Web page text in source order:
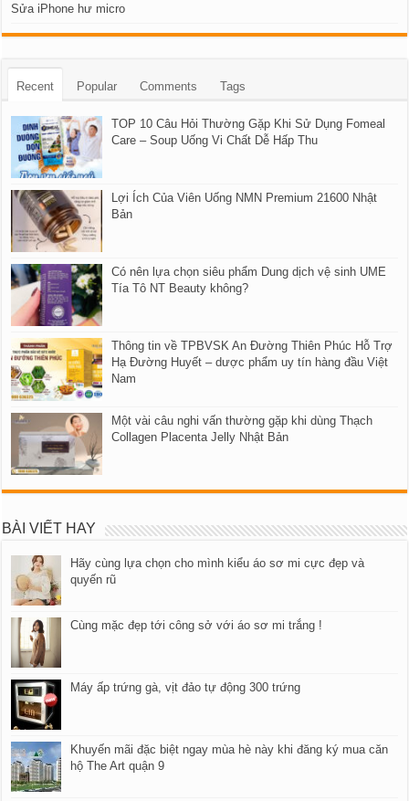
Sửa iPhone hư micro
Recent Popular Comments Tags
TOP 10 Câu Hỏi Thường Gặp Khi Sử Dụng Fomeal
Care – Soup Uống Vi Chất Dễ Hấp Thu
Lợi Ích Của Viên Uống NMN Premium 21600 Nhật
Bản
Có nên lựa chọn siêu phẩm Dung dịch vệ sinh UME
Tía Tô NT Beauty không?
Thông tin về TPBVSK An Đường Thiên Phúc Hỗ Trợ
Hạ Đường Huyết – dược phẩm uy tín hàng đầu Việt
Nam
Một vài câu nghi vấn thường gặp khi dùng Thạch
Collagen Placenta Jelly Nhật Bản
BÀI VIẾT HAY
Hãy cùng lựa chọn cho mình kiểu áo sơ mi cực đẹp và
quyến rũ
Cùng mặc đẹp tới công sở với áo sơ mi trắng !
Máy ấp trứng gà, vịt đảo tự động 300 trứng
Khuyến mãi đặc biệt ngay mùa hè này khi đăng ký mua căn
hộ The Art quận 9